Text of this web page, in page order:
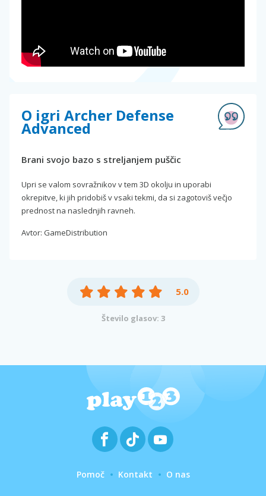
O igri Archer Defense
Advanced
Brani svojo bazo s streljanjem puščic
Upri se valom sovražnikov v tem 3D okolju in uporabi
okrepitve, ki jih pridobiš v vsaki tekmi, da si zagotoviš večjo
prednost na naslednjih ravneh.
Avtor: GameDistribution
5.0
Število glasov: 3
Pomoč Kontakt O nas